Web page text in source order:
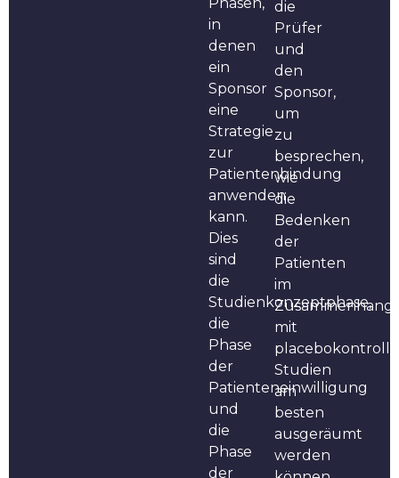
in
denen
ein
Sponsor
eine
Strategie
zur
Patientenbindung
anwenden
kann.
Dies
sind
die
Studienkonzeptphase,
die
Phase
der
Patienteneinwilligung
und
die
Phase
der
die
Prüfer
und
den
Sponsor,
um
zu
besprechen,
wie
die
Bedenken
der
Patienten
im
Zusammenhang
mit
Studien
am
besten
ausgeräumt
werden